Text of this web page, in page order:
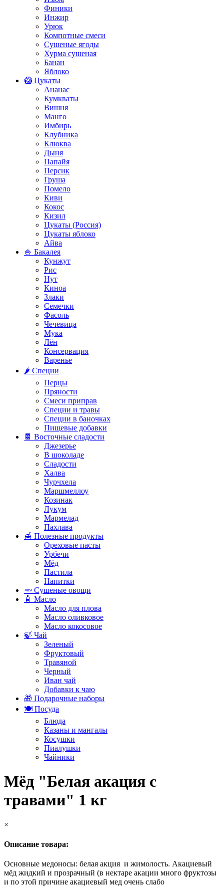
Финики
Инжир
Урюк
Компотные смеси
Сушеные ягоды
Хурма сушеная
Банан
Яблоко
🥝 Цукаты
Ананас
Кумкваты
Вишня
Манго
Имбирь
Клубника
Клюква
Дыня
Папайя
Персик
Груша
Помело
Киви
Кокос
Кизил
Цукаты (Россия)
Цукаты яблоко
Айва
🍚 Бакалея
Кунжут
Рис
Нут
Киноа
Злаки
Семечки
Фасоль
Чечевица
Мука
Лён
Консервация
Варенье
🌶️ Специи
Перцы
Пряности
Смеси приправ
Специи и травы
Специи в баночках
Пищевые добавки
🍫 Восточные сладости
Джезерье
В шоколаде
Сладости
Халва
Чурчхела
Маршмеллоу
Козинак
Лукум
Мармелад
Пахлава
🍯 Полезные продукты
Ореховые пасты
Урбечи
Мёд
Пастила
Напитки
🥕 Сушеные овощи
🧴 Масло
Масло для плова
Масло оливковое
Масло кокосовое
🍃 Чай
Зеленый
Фруктовый
Травяной
Черный
Иван чай
Добавки к чаю
🎁 Подарочные наборы
🍽️ Посуда
Блюда
Казаны и мангалы
Косушки
Пиалушки
Чайники
Мёд "Белая акация с
травами" 1 кг
×
Описание товара:
Основные медоносы: белая акция и жимолость. Акациевый
мёд жидкий и прозрачный (в нектаре акации много фруктозы
и по этой причине акациевый мед очень слабо